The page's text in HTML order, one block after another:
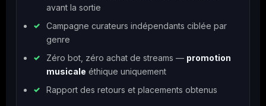
avant la sortie
Campagne curateurs indépendants ciblée par
genre
Zéro bot, zéro achat de streams — promotion
musicale éthique uniquement
Rapport des retours et placements obtenus